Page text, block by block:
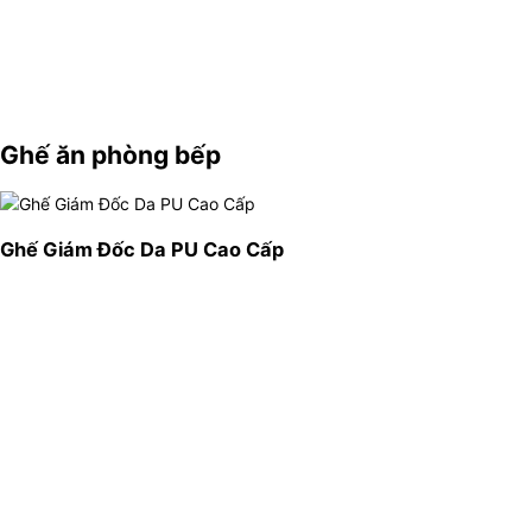
Ghế ăn phòng bếp
Ghế Giám Đốc Da PU Cao Cấp